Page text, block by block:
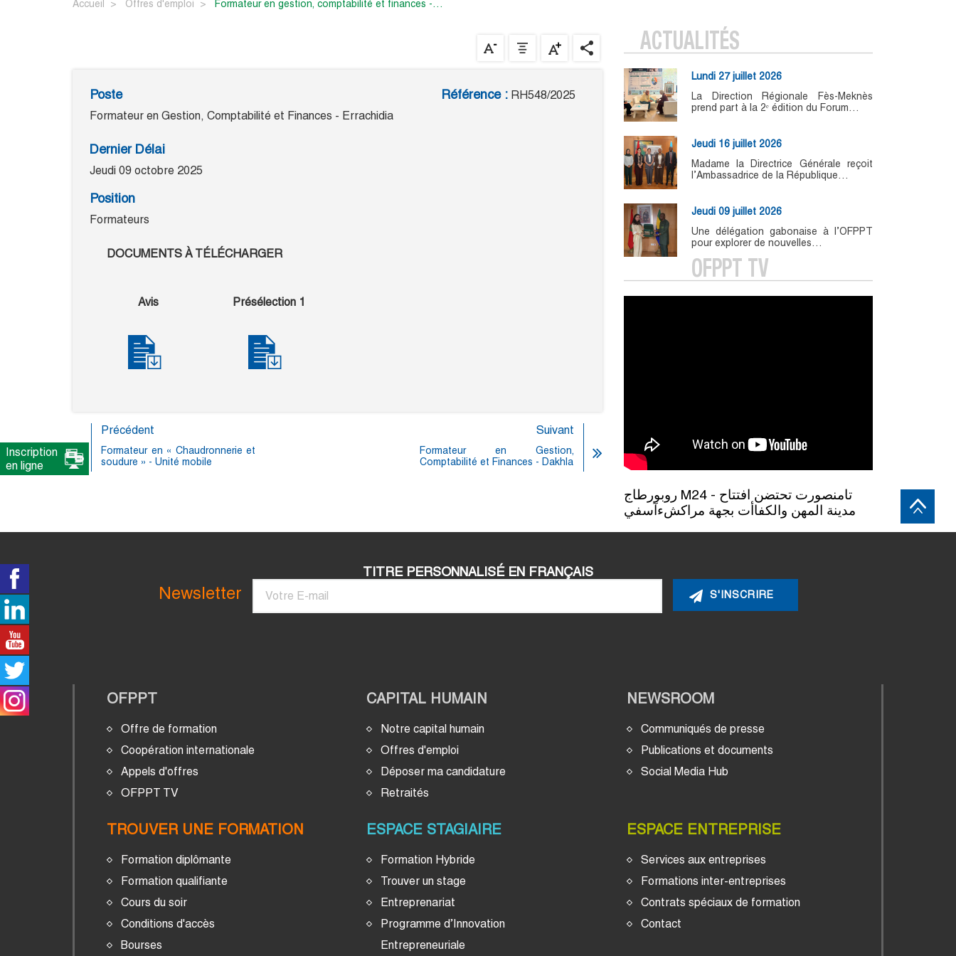
Accueil Offres d'emploi formateur en gestion, comptabilité et finances -…
Poste
Formateur en Gestion, Comptabilité et Finances - Errachidia
Référence : RH548/2025
Dernier Délai
Jeudi 09 octobre 2025
Position
Formateurs
DOCUMENTS À TÉLÉCHARGER
Avis Présélection 1
Formateur en « Chaudronnerie et
soudure » - Unité mobile
Formateur en Gestion,
Comptabilité et Finances - Dakhla
Précédent Suivant
ACTUALITÉS
Lundi 27 juillet 2026
La Direction Régionale Fès-Meknès
prend part à la 2ᵉ édition du Forum…
Jeudi 16 juillet 2026
Madame la Directrice Générale reçoit
l’Ambassadrice de la République…
Jeudi 09 juillet 2026
Une délégation gabonaise à l’OFPPT
pour explorer de nouvelles…
OFPPT TV
روبورطاج M24 - تامنصورت تحتضن افتتاح
مدينة المهن والكفاأت بجهة مراكشءآسفي
TITRE PERSONNALISÉ EN FRANÇAIS
Newsletter
Courriel
OFPPT
Offre de formation
Coopération internationale
Appels d'offres
OFPPT TV
CAPITAL HUMAIN
Notre capital humain
Offres d'emploi
Déposer ma candidature
Retraités
NEWSROOM
Communiqués de presse
Publications et documents
Social Media Hub
TROUVER UNE FORMATION
Formation diplômante
Formation qualifiante
Cours du soir
Conditions d'accès
Bourses
ESPACE STAGIAIRE
Formation Hybride
Trouver un stage
Entreprenariat
Programme d’Innovation
Entrepreneuriale
ESPACE ENTREPRISE
Services aux entreprises
Formations inter-entreprises
Contrats spéciaux de formation
Contact
Inscription
en ligne